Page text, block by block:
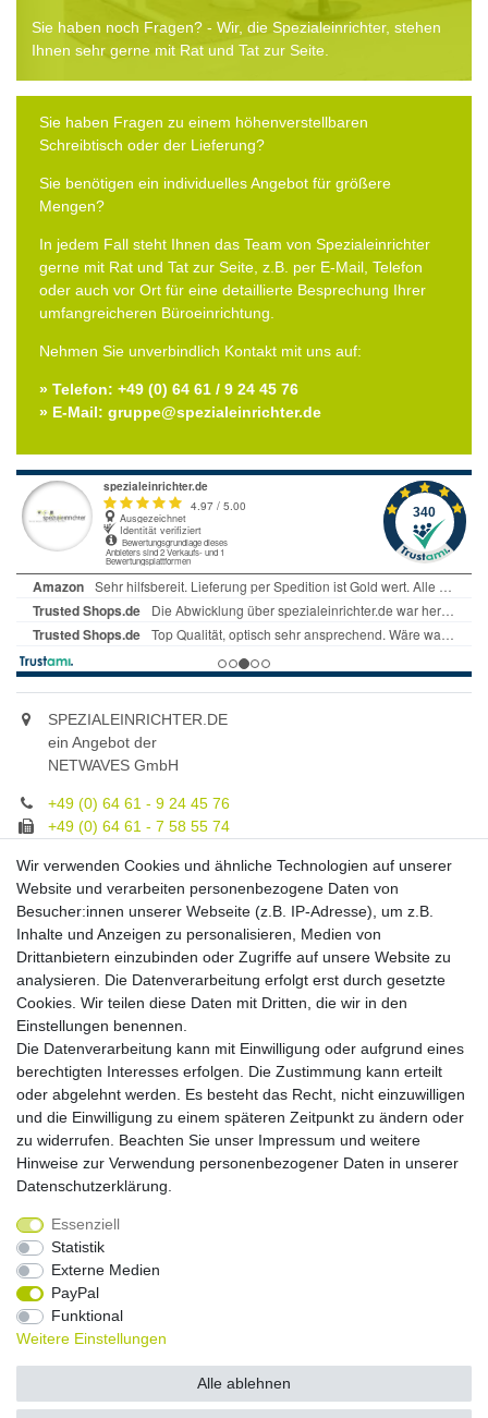
Sie haben noch Fragen? - Wir, die Spezialeinrichter, stehen
Ihnen sehr gerne mit Rat und Tat zur Seite.
Sie haben Fragen zu einem höhenverstellbaren
Schreibtisch oder der Lieferung?
Sie benötigen ein individuelles Angebot für größere
Mengen?
In jedem Fall steht Ihnen das Team von Spezialeinrichter
gerne mit Rat und Tat zur Seite, z.B. per E-Mail, Telefon
oder auch vor Ort für eine detaillierte Besprechung Ihrer
umfangreicheren Büroeinrichtung.
Nehmen Sie unverbindlich Kontakt mit uns auf:
» Telefon: +49 (0) 64 61 / 9 24 45 76
» E-Mail: gruppe@spezialeinrichter.de
SPEZIALEINRICHTER.DE
ein Angebot der
NETWAVES GmbH
+49 (0) 64 61 - 9 24 45 76
+49 (0) 64 61 - 7 58 55 74
Unsere Fachberatung:
Montag - Freitag, 9.00 - 21.00
Zahlungsmöglichkeiten
Versandkosten
Versandarten
Auslandsversand, Hochgebirgs- oder
Insellieferung
Widerrufs­recht
Daten­schutz­erklärung
Wir verwenden Cookies und ähnliche Technologien auf unserer
Website und verarbeiten personenbezogene Daten von
Besucher:innen unserer Webseite (z.B. IP-Adresse), um z.B.
Inhalte und Anzeigen zu personalisieren, Medien von
Drittanbietern einzubinden oder Zugriffe auf unsere Website zu
analysieren. Die Datenverarbeitung erfolgt erst durch gesetzte
Cookies. Wir teilen diese Daten mit Dritten, die wir in den
Einstellungen benennen.
Die Datenverarbeitung kann mit Einwilligung oder aufgrund eines
berechtigten Interesses erfolgen. Die Zustimmung kann erteilt
oder abgelehnt werden. Es besteht das Recht, nicht einzuwilligen
und die Einwilligung zu einem späteren Zeitpunkt zu ändern oder
zu widerrufen. Beachten Sie unser Impressum und weitere
Hinweise zur Verwendung personenbezogener Daten in unserer
Daten­schutz­erklärung
Essenziell
Statistik
Externe Medien
PayPal
Funktional
Weitere Einstellungen
Alle ablehnen